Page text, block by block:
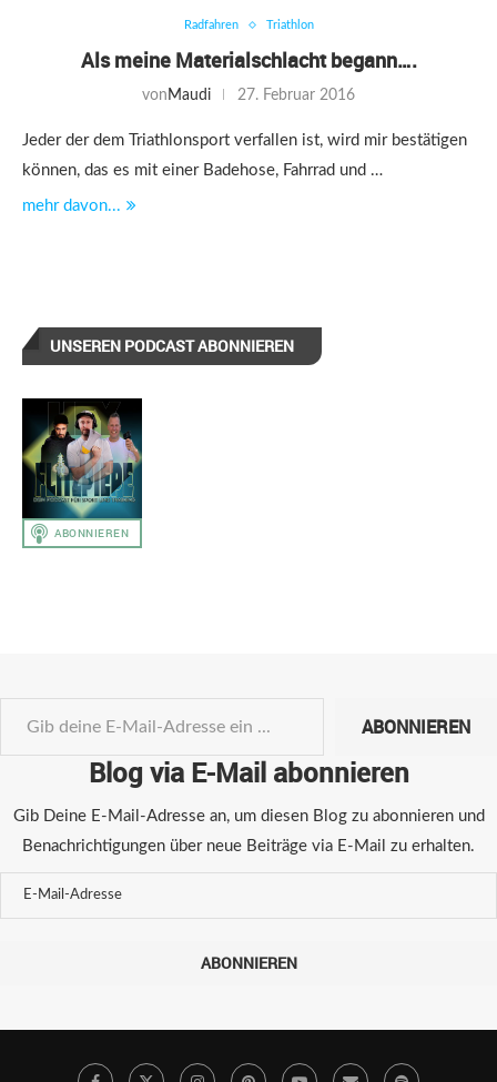
Radfahren Triathlon
Als meine Materialschlacht begann….
von Maudi 27. Februar 2016
Jeder der dem Triathlonsport verfallen ist, wird mir bestätigen
können, das es mit einer Badehose, Fahrrad und …
mehr davon...
UNSEREN PODCAST ABONNIEREN
ABONNIEREN
Blog via E-Mail abonnieren
Gib Deine E-Mail-Adresse an, um diesen Blog zu abonnieren und
Benachrichtigungen über neue Beiträge via E-Mail zu erhalten.
ABONNIEREN